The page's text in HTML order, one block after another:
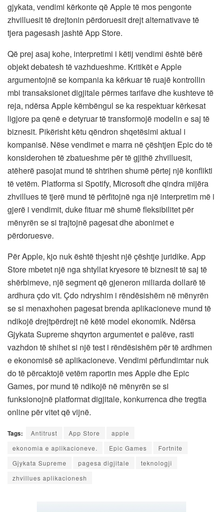
gjykata, vendimi kërkonte që Apple të mos pengonte
zhvilluesit të drejtonin përdoruesit drejt alternativave të
tjera pagesash jashtë App Store.
Që prej asaj kohe, interpretimi i këtij vendimi është bërë
objekt debatesh të vazhdueshme. Kritikët e Apple
argumentojnë se kompania ka kërkuar të ruajë kontrollin
mbi transaksionet digjitale përmes tarifave dhe kushteve të
reja, ndërsa Apple këmbëngul se ka respektuar kërkesat
ligjore pa qenë e detyruar të transformojë modelin e saj të
biznesit. Pikërisht këtu qëndron shqetësimi aktual i
kompanisë. Nëse vendimet e marra në çështjen Epic do të
konsiderohen të zbatueshme për të gjithë zhvilluesit,
atëherë pasojat mund të shtrihen shumë përtej një konflikti
të vetëm. Platforma si Spotify, Microsoft dhe qindra mijëra
zhvillues të tjerë mund të përfitojnë nga një interpretim më i
gjerë i vendimit, duke fituar më shumë fleksibilitet për
mënyrën se si trajtojnë pagesat dhe abonimet e
përdoruesve.
Për Apple, kjo nuk është thjesht një çështje juridike. App
Store mbetet një nga shtyllat kryesore të biznesit të saj të
shërbimeve, një segment që gjeneron miliarda dollarë të
ardhura çdo vit. Çdo ndryshim i rëndësishëm në mënyrën
se si menaxhohen pagesat brenda aplikacioneve mund të
ndikojë drejtpërdrejt në këtë model ekonomik. Ndërsa
Gjykata Supreme shqyrton argumentet e palëve, rasti
vazhdon të shihet si një test i rëndësishëm për të ardhmen
e ekonomisë së aplikacioneve. Vendimi përfundimtar nuk
do të përcaktojë vetëm raportin mes Apple dhe Epic
Games, por mund të ndikojë në mënyrën se si
funksionojnë platformat digjitale, konkurrenca dhe tregtia
online për vitet që vijnë.
Tags: Antitrust App Store
apple
ekonomia e aplikacioneve.
Epic Games
Fortnite
Gjykata Supreme
pagesa digjitale
teknologji
zhvillues aplikacionesh